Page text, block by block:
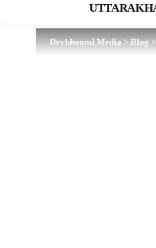
Devbhoomi Media>Blog